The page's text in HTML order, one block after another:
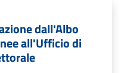
dall'Albo
all'Ufficio di